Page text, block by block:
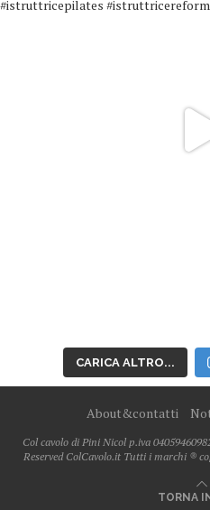
CARICA ALTRO...
About&contatti
Col cavolo di Pini Nicol p.iva
Reserved ColCavolo.it Tutti i marchi ®
TORNA